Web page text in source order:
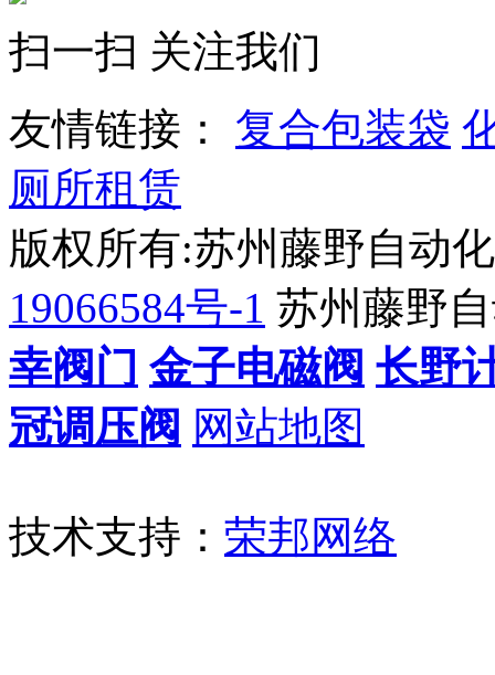
扫一扫 关注我们
友情链接： 复合包装袋
厕所租赁
版权所有:苏州藤野自动
19066584号-1 苏州藤野
幸阀门 金子电磁阀 长野
冠调压阀 网站地图
技术支持： 荣邦网络